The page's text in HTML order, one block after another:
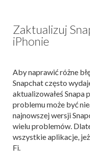
Zaktualizuj
iPhonie
Aby naprawić różne
Snapchat często
aktualizowałeś Snapa
problemu może być
najnowszej wersji
wielu problemów.
wszystkie aplikacje,
Fi.